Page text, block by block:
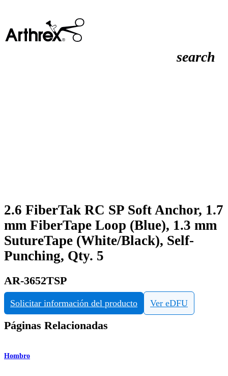
search
2.6 FiberTak RC SP Soft Anchor, 1.7
mm FiberTape Loop (Blue), 1.3 mm
SutureTape (White/Black), Self-
Punching, Qty. 5
AR-3652TSP
Solicitar información del producto Ver eDFU
Páginas Relacionadas
Hombro